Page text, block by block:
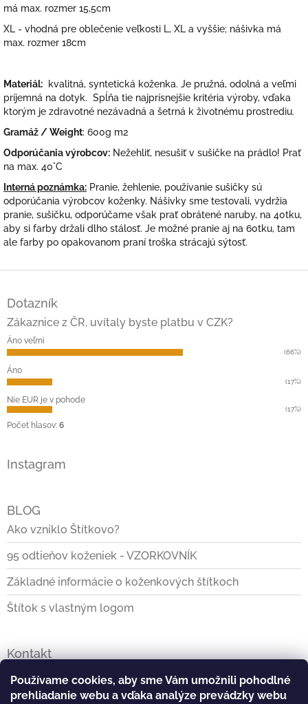
Používame cookies, aby sme Vám umožnili pohodlné
prehliadanie webu a vďaka analýze prevádzky webu
má max. rozmer 15,5cm
XL - vhodná pre oblečenie veľkosti L, XL a vyššie; nášivka má
max. rozmer 18cm
Materiál: kvalitná, syntetická koženka. Je pružná, odolná a veľmi
príjemná na dotyk. Spĺňa tie najprísnejšie kritéria výroby, vďaka
ktorým je zdravotné nezávadná a šetrná k životnému prostrediu.
Gramáž / Weight: 600g m2
Odporúčania výrobcov: Nežehliť, nesušiť v sušičke na prádlo! Prať
na max. 40°C
Interná poznámka: Pranie, žehlenie, používanie sušičky sú
odporúčania výrobcov koženky. Nášivky sme testovali, vydržia
pranie, sušičku, odporúčame však prať obrátené naruby, na 40tku,
aby si farby držali dlho stálosť. Je možné pranie aj na 60tku, tam
ale farby po opakovanom praní troška strácajú sýtosť.
e
Dotazník
Zákaznice z ČR, uvítaly byste platbu v CZK?
Áno veľmi
(66%)
Áno
(17%)
Nie EUR je v pohode
(17%)
Počet hlasov: 6
Instagram
BLOG
Ako vzniklo Štítkovo?
95 odtieňov koženiek - VZORKOVNÍK
Základné informácie o koženkových štítkoch
Štítok s vlastným logom
Kontakt
info@stitkovo.sk